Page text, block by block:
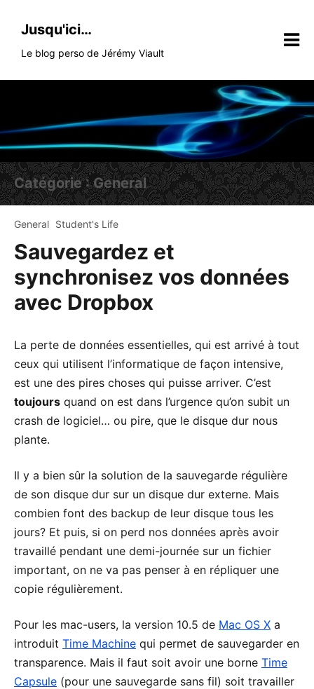
Jusqu'ici…
Le blog perso de Jérémy Viault
Catégorie :General
General Student's Life
Sauvegardez et
synchronisez vos données
avec Dropbox
La perte de données essentielles, qui est arrivé à tout
ceux qui utilisent l’informatique de façon intensive,
est une des pires choses qui puisse arriver. C’est
toujours quand on est dans l’urgence qu’on subit un
crash de logiciel… ou pire, que le disque dur nous
plante.
Il y a bien sûr la solution de la sauvegarde régulière
de son disque dur sur un disque dur externe. Mais
combien font des backup de leur disque tous les
jours? Et puis, si on perd nos données après avoir
travaillé pendant une demi-journée sur un fichier
important, on ne va pas penser à en répliquer une
copie régulièrement.
Pour les mac-users, la version 10.5 de Mac OS X a
introduit Time Machine qui permet de sauvegarder en
transparence. Mais il faut soit avoir une borne Time
Capsule (pour une sauvegarde sans fil) soit travailler